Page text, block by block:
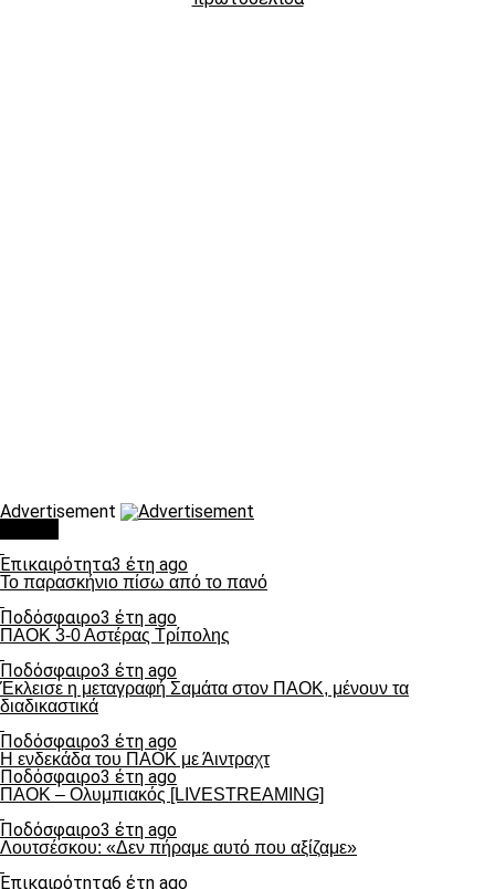
Advertisement
Επικαιρότητα3 έτη ago
Το παρασκήνιο πίσω από το πανό
Ποδόσφαιρο3 έτη ago
ΠΑΟΚ 3-0 Αστέρας Τρίπολης
Ποδόσφαιρο3 έτη ago
Έκλεισε η μεταγραφή Σαμάτα στον ΠΑΟΚ, μένουν τα
διαδικαστικά
Ποδόσφαιρο3 έτη ago
Η ενδεκάδα του ΠΑΟΚ με Άιντραχτ
Ποδόσφαιρο3 έτη ago
ΠΑΟΚ – Ολυμπιακός [LIVESTREAMING]
Ποδόσφαιρο3 έτη ago
Λουτσέσκου: «Δεν πήραμε αυτό που αξίζαμε»
Επικαιρότητα6 έτη ago